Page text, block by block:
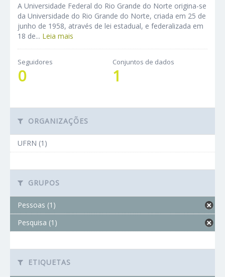
A Universidade Federal do Rio Grande do Norte origina-se
da Universidade do Rio Grande do Norte, criada em 25 de
junho de 1958, através de lei estadual, e federalizada em
18 de... Leia mais
Seguidores
0
Conjuntos de dados
1
ORGANIZAÇÕES
UFRN (1)
GRUPOS
Pessoas (1)
Pesquisa (1)
ETIQUETAS